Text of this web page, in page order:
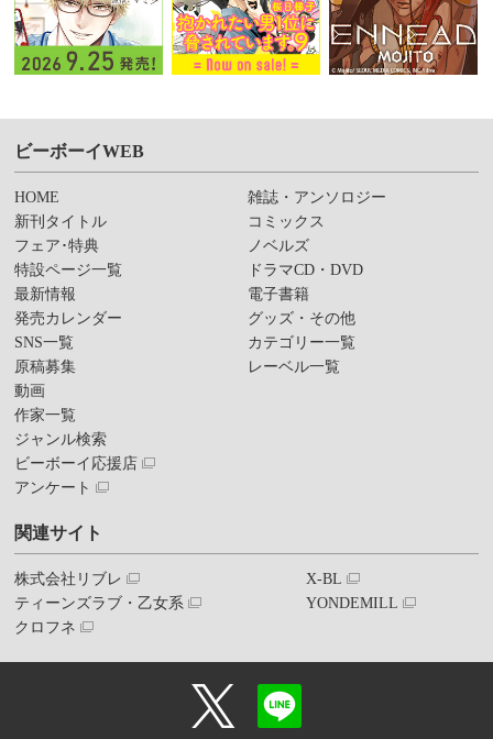
ビーボーイWEB
HOME
新刊タイトル
フェア･特典
特設ページ一覧
最新情報
発売カレンダー
SNS一覧
原稿募集
動画
作家一覧
ジャンル検索
ビーボーイ応援店
アンケート
雑誌・アンソロジー
コミックス
ノベルズ
ドラマCD・DVD
電子書籍
グッズ・その他
カテゴリー一覧
レーベル一覧
関連サイト
株式会社リブレ
ティーンズラブ・乙女系
クロフネ
X-BL
YONDEMILL